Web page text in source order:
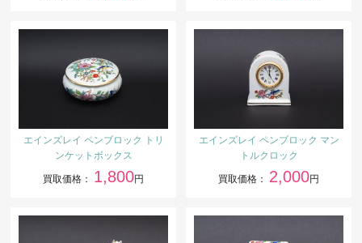
エインズレイ ペンブロック トリ
ンケットボックス
買取価格： 1,800円
エインズレイ ペンブロック マン
トルクロック
買取価格： 2,000円